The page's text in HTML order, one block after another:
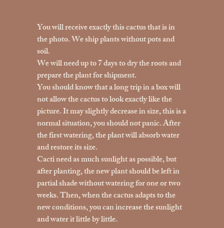
You will receive exactly this cactus that is in
the photo. We ship plants without pots and
soil.
We will need up to 7 days to dry the roots and
prepare the plant for shipment.
You should know that a long trip in a box will
not allow the cactus to look exactly like the
picture. It may slightly decrease in size, this is a
normal situation, you should not panic. After
the first watering, the plant will absorb water
and restore its size.
Cacti need as much sunlight as possible, but
after planting, the new plant should be left in
partial shade without watering for one or two
weeks. Then, when the cactus adapts to the
new conditions, you can increase the sunlight
and water it little by little.